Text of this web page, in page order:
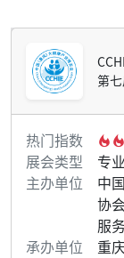
第
热门指数
展会类型
专
主办单位
中
协
服
承办单位
重